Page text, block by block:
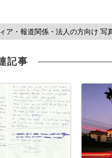
ア・報道関係・法人の方向け 写
記事